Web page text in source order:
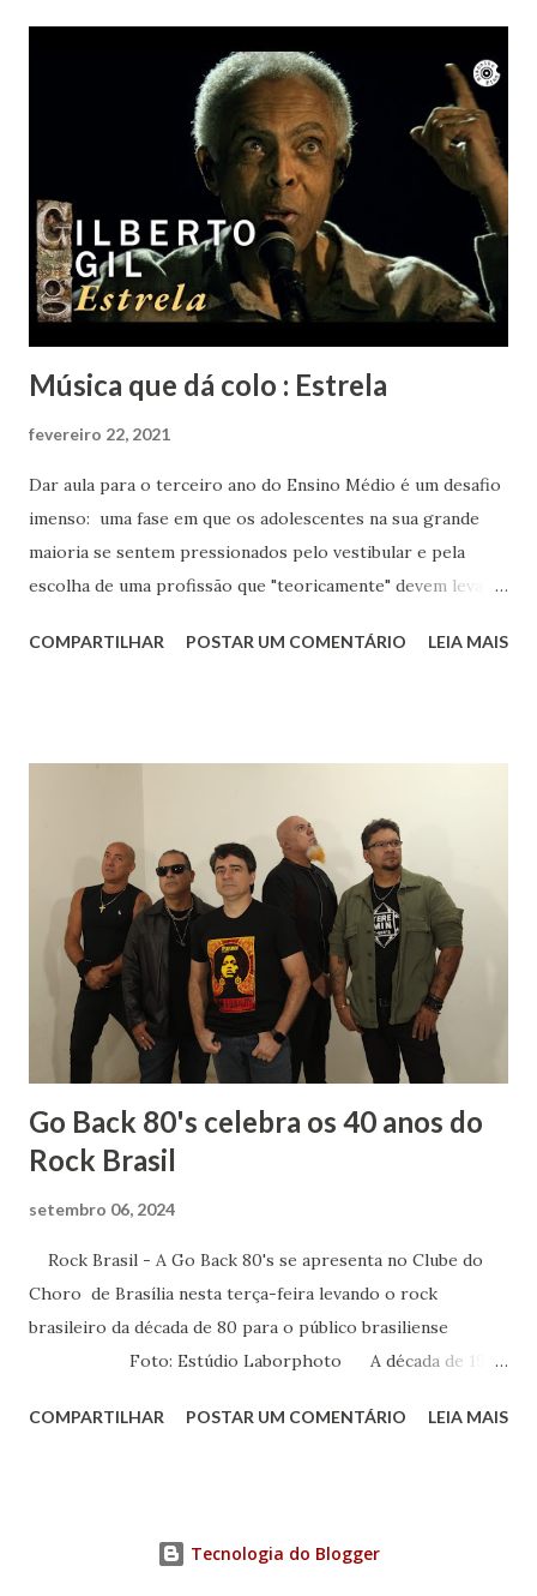
Cabelo". Vai em paz Lô... Obrigada por tanto.
Música que dá colo : Estrela
fevereiro 22, 2021
Dar aula para o terceiro ano do Ensino Médio é um desafio
imenso: uma fase em que os adolescentes na sua grande
maioria se sentem pressionados pelo vestibular e pela
escolha de uma profissão que "teoricamente" devem levar
gostava muito de música, de livros, de escrever, de falar e
Letras, onde teria minha licenciatura e poderia aprender
mais sobre os autores que já faziam parte de minha vida.
Sempre gostei muito das aulas de História: para entender
literatura é importante saber sobre o contexto histórico
da obra, quais os acontecimentos determinantes na
sociedade da época. Tive ótimos professores de História
no Fundamental, no Médio e na Faculdade mas um do
terceiro ano dividia comigo um amor: a mús...
COMPARTILHAR POSTAR UM COMENTÁRIO LEIA MAIS
Go Back 80's celebra os 40 anos do
Rock Brasil
setembro 06, 2024
Rock Brasil - A Go Back 80's se apresenta no Clube do
Choro de Brasília nesta terça-feira levando o rock
brasileiro da década de 80 para o público brasiliense
Foto: Estúdio Laborphoto A década de 1980
período que surgiram as bandas de rock que fizeram
cantos. Nessa terça-feira, 10 de setembro, às 20 horas, a
COMPARTILHAR POSTAR UM COMENTÁRIO LEIA MAIS
Tecnologia do Blogger